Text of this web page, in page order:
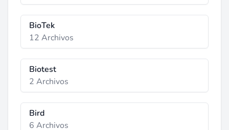
BioTek
12 Archivos
Biotest
2 Archivos
Bird
6 Archivos